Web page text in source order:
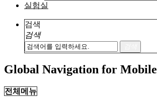
실험실
검색
검색
Global Navigation for Mobile
전체메뉴